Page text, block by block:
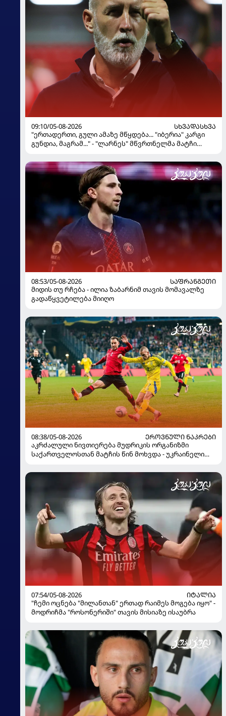
09:10/05-08-2026
ᲡᲮᲕᲐᲓᲐᲡᲮᲕᲐ
"ერთადერთი, გული ამაზე მწყდება... "იბერია" კარგი
გუნდია, მაგრამ..." - "ლარნეს" მწვრთნელმა მატჩი
მოჰყავს
08:53/05-08-2026
ᲡᲐᲤᲠᲐᲜᲒᲔᲗᲘ
მიდის თუ რჩება - ილია ზაბარნიმ თავის მომავალზე
გადაწყვეტილება მიიღო
08:38/05-08-2026
ᲔᲠᲝᲕᲜᲣᲚᲘ ᲜᲐᲙᲠᲔᲑᲘ
აკრძალული ნივთიერება მუდრიკის ორგანიზმი
საქართველოსთან მატჩის წინ მოხვდა - უკრაინელი
ინფორმაციას ავრცელებს
07:54/05-08-2026
ᲘᲢᲐᲚᲘᲐ
"ჩემი ოცნება "მილანთან" ერთად რაიმეს მოგება იყო" -
მოდრიჩმა "როსონერიში" თავის მისიაზე ისაუბრა